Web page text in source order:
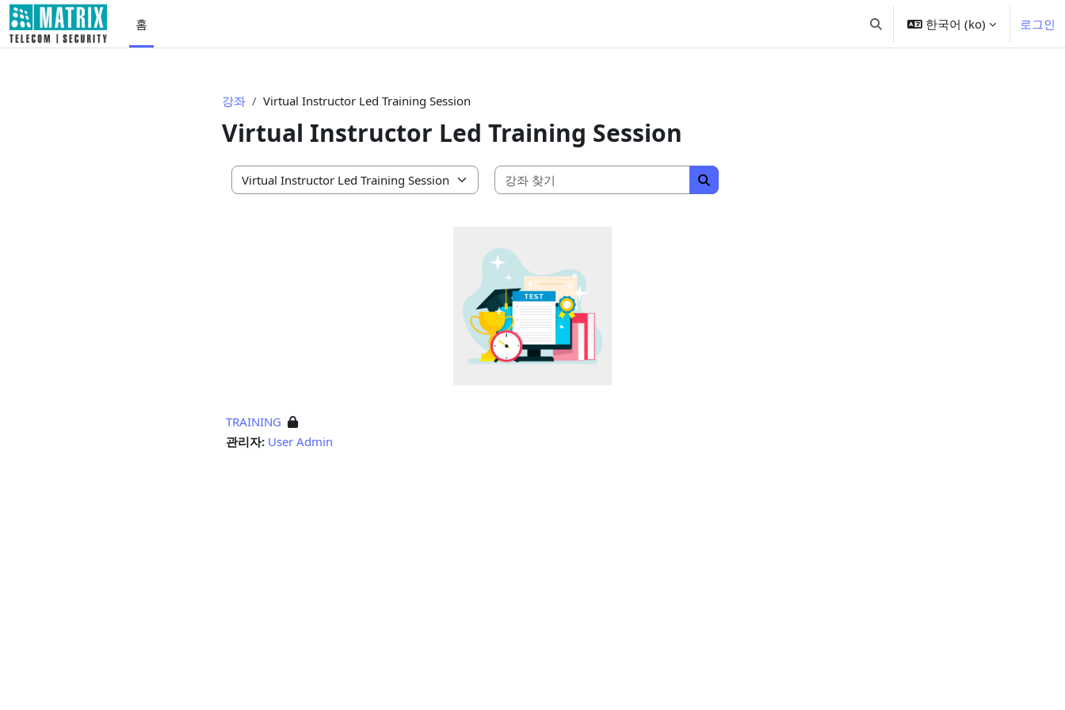
메인 콘텐츠로 건너뛰기
홈
검색 입력 전환한국어 ‎(ko)‎ 로그인
강좌 Virtual Instructor Led Training Session
Virtual Instructor Led Training Session
강좌 범주
강좌 찾기
강좌 찾기
TRAINING
관리자: User Admin